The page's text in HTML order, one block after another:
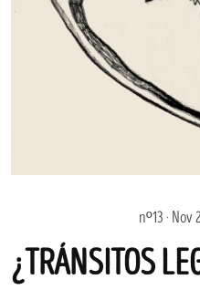
nº13 · Nov
¿TRÁNSITOS